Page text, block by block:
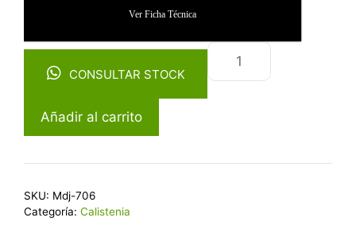
Ver Ficha Técnica
CONSULTAR STOCK
Añadir al carrito
SKU: Mdj-706
Categoría: Calistenia